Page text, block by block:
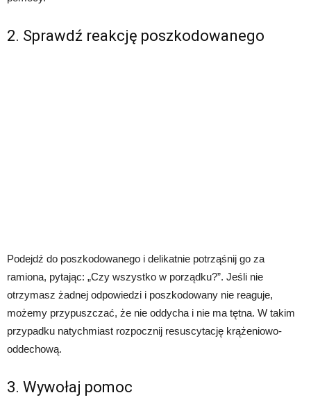
2. Sprawdź reakcję poszkodowanego
Podejdź do poszkodowanego i delikatnie potrząśnij go za
ramiona, pytając: „Czy wszystko w porządku?”. Jeśli nie
otrzymasz żadnej odpowiedzi i poszkodowany nie reaguje,
możemy przypuszczać, że nie oddycha i nie ma tętna. W takim
przypadku natychmiast rozpocznij resuscytację krążeniowo-
oddechową.
3. Wywołaj pomoc